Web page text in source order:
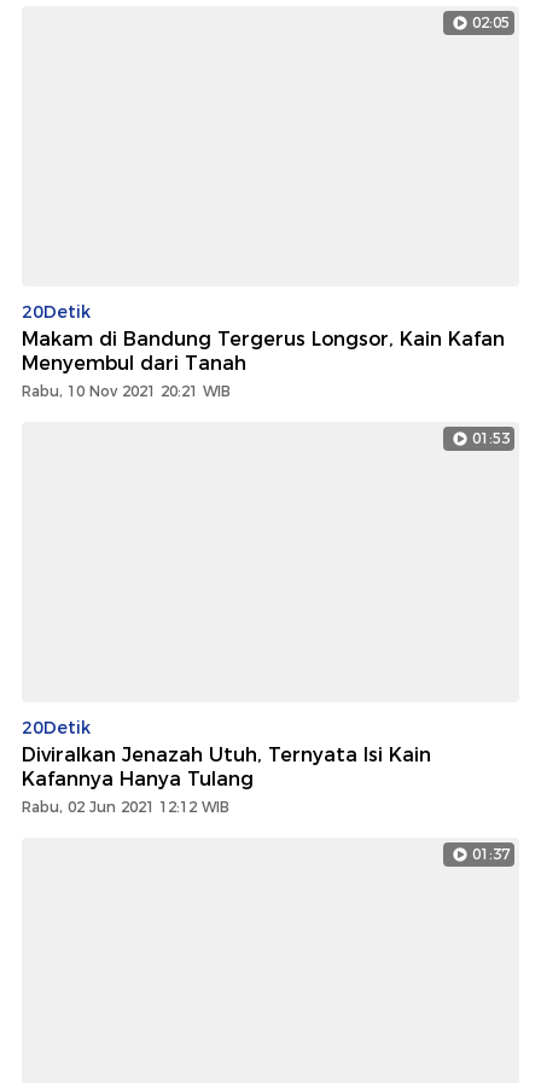
02:05
20Detik
Makam di Bandung Tergerus Longsor, Kain Kafan
Menyembul dari Tanah
Rabu, 10 Nov 2021 20:21 WIB
01:53
20Detik
Diviralkan Jenazah Utuh, Ternyata Isi Kain
Kafannya Hanya Tulang
Rabu, 02 Jun 2021 12:12 WIB
01:37